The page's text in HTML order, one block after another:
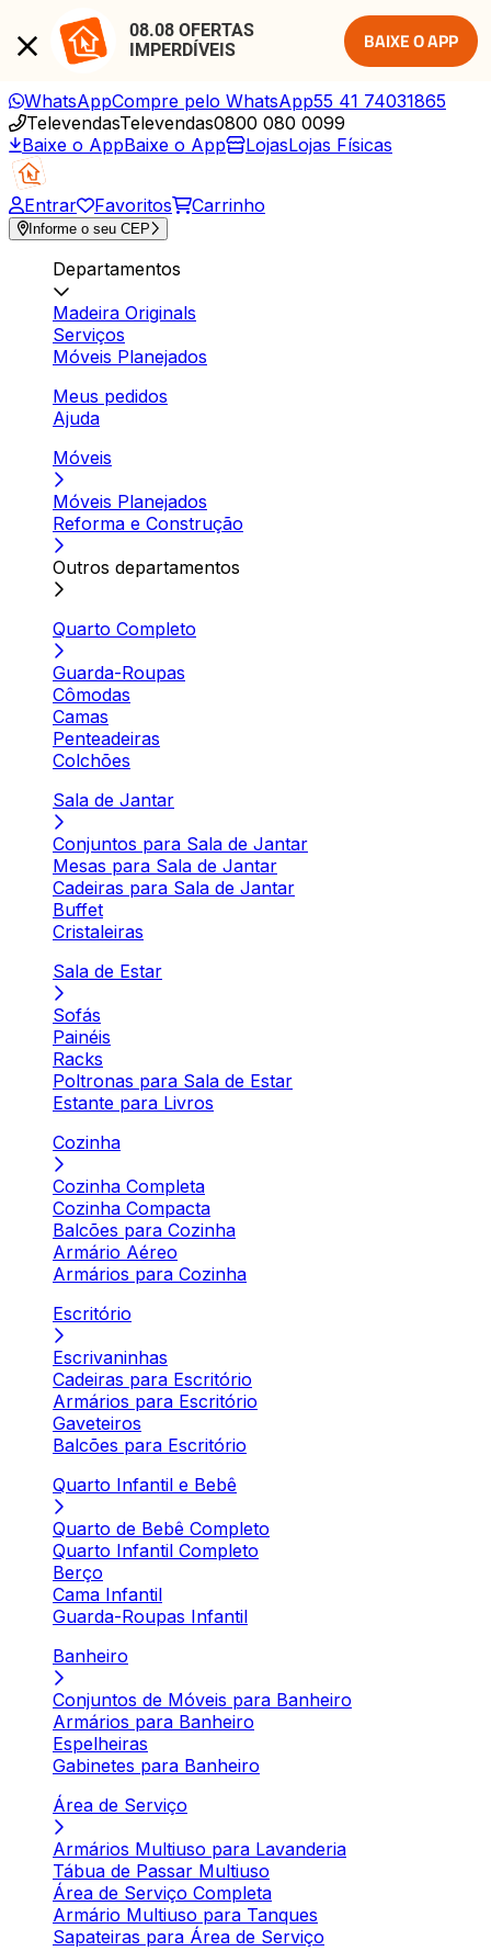
08.08 OFERTAS
IMPERDÍVEIS
BAIXE O APP
WhatsAppCompre pelo WhatsApp55 41 74031865
TelevendasTelevendas0800 080 0099
Baixe o AppBaixe o App LojasLojas Físicas
Entrar Favoritos Carrinho
Informe o seu CEP
Departamentos
Madeira Originals
Serviços
Móveis Planejados
Meus pedidos
Ajuda
Móveis
Móveis Planejados
Reforma e Construção
Outros departamentos
Quarto Completo
Guarda-Roupas
Cômodas
Camas
Penteadeiras
Colchões
Sala de Jantar
Conjuntos para Sala de Jantar
Mesas para Sala de Jantar
Cadeiras para Sala de Jantar
Buffet
Cristaleiras
Sala de Estar
Sofás
Painéis
Racks
Poltronas para Sala de Estar
Estante para Livros
Cozinha
Cozinha Completa
Cozinha Compacta
Balcões para Cozinha
Armário Aéreo
Armários para Cozinha
Escritório
Escrivaninhas
Cadeiras para Escritório
Armários para Escritório
Gaveteiros
Balcões para Escritório
Quarto Infantil e Bebê
Quarto de Bebê Completo
Quarto Infantil Completo
Berço
Cama Infantil
Guarda-Roupas Infantil
Banheiro
Conjuntos de Móveis para Banheiro
Armários para Banheiro
Espelheiras
Gabinetes para Banheiro
Área de Serviço
Armários Multiuso para Lavanderia
Tábua de Passar Multiuso
Área de Serviço Completa
Armário Multiuso para Tanques
Sapateiras para Área de Serviço